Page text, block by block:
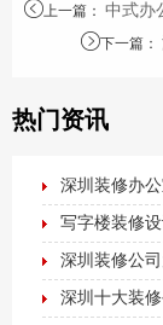
上一篇 ： 中式办
下一篇 ：
热门资讯
写字楼装修
深圳装修公
深圳十大装修